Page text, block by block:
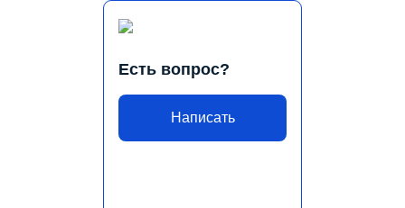
Есть вопрос?
Написать